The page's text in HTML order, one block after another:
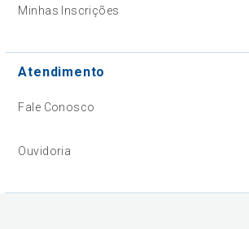
Minhas Inscrições
Atendimento
Fale Conosco
Ouvidoria